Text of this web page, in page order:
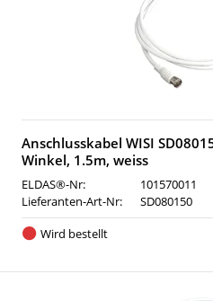
Anschlusskabel WISI
Winkel, 1.5m, weiss
ELDAS®-Nr:
101570011
Lieferanten-Art-Nr:
SD080150
Wird bestellt